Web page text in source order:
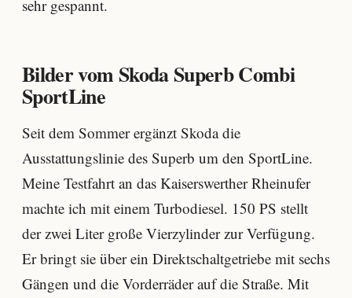
sehr gespannt.
Bilder vom Skoda Superb Combi
SportLine
Seit dem Sommer ergänzt Skoda die
Ausstattungslinie des Superb um den SportLine.
Meine Testfahrt an das Kaiserswerther Rheinufer
machte ich mit einem Turbodiesel. 150 PS stellt
der zwei Liter große Vierzylinder zur Verfügung.
Er bringt sie über ein Direktschaltgetriebe mit sechs
Gängen und die Vorderräder auf die Straße. Mit